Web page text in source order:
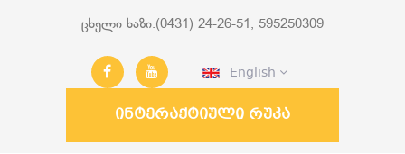
ცხელი ხაზი:(0431) 24-26-51, 595250309
English
ინტერაქტიული რუკა